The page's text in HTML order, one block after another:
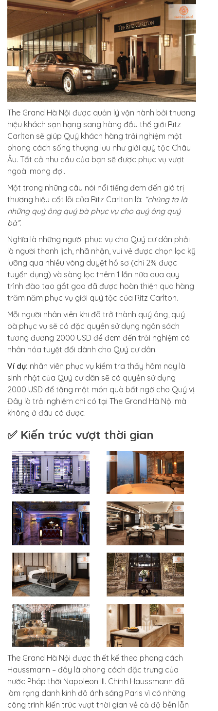
The Grand Hà Nội được quản lý vận hành bởi thương
hiệu khách sạn hạng sang hàng đầu thế giới Ritz
Carlton sẽ giúp Quý khách hàng trải nghiệm một
phong cách sống thượng lưu như giới quý tộc Châu
Âu. Tất cả nhu cầu của bạn sẽ được phục vụ vượt
ngoài mong đợi.
Một trong những câu nói nổi tiếng đem đến giá trị
thương hiệu cốt lõi của Ritz Carlton là: “chúng ta là
những quý ông quý bà phục vụ cho quý ông quý
bà”.
Nghĩa là những người phục vụ cho Quý cư dân phải
là người thanh lịch, nhã nhặn, vui vẻ được chọn lọc kỹ
lưỡng qua nhiều vòng duyệt hồ sơ (chỉ 2% được
tuyển dụng) và sàng lọc thêm 1 lần nữa qua quy
trình đào tạo gắt gao đã được hoàn thiện qua hàng
trăm năm phục vụ giới quý tộc của Ritz Carlton.
Mỗi người nhân viên khi đã trở thành quý ông, quý
bà phục vụ sẽ có đặc quyền sử dụng ngân sách
tương đương 2000 USD để đem đến trải nghiệm cá
nhân hóa tuyệt đối dành cho Quý cư dân.
Ví dụ: nhân viên phục vụ kiểm tra thấy hôm nay là
sinh nhật của Quý cư dân sẽ có quyền sử dụng
2000 USD để tặng một món quà bất ngờ cho Quý vị.
Đây là trải nghiệm chỉ có tại The Grand Hà Nội mà
không ở đâu có được.
✅ Kiến trúc vượt thời gian
The Grand Hà Nội được thiết kế theo phong cách
Haussmann – đây là phong cách đặc trưng của
nước Pháp thời Napoleon III. Chính Haussmann đã
làm rạng danh kinh đô ánh sáng Paris vì có những
công trình kiến trúc vượt thời gian về cả độ bền lẫn